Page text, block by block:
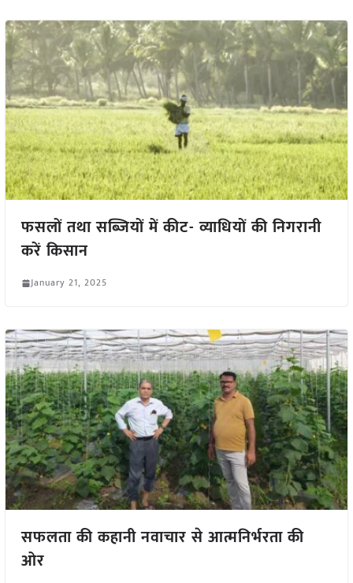
फसलों तथा सब्जियों में कीट- व्याधियों की निगरानी
करें किसान
January 21, 2025
सफलता की कहानी नवाचार से आत्मनिर्भरता की
ओर